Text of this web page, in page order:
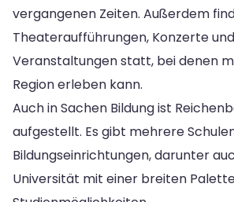
vergangenen Zeiten. Außerdem
Theateraufführungen, Konzerte und
Veranstaltungen statt, bei denen
Region erleben kann.
Auch in Sachen Bildung ist
aufgestellt. Es gibt mehrere
Bildungseinrichtungen, darunter
Universität mit einer breiten